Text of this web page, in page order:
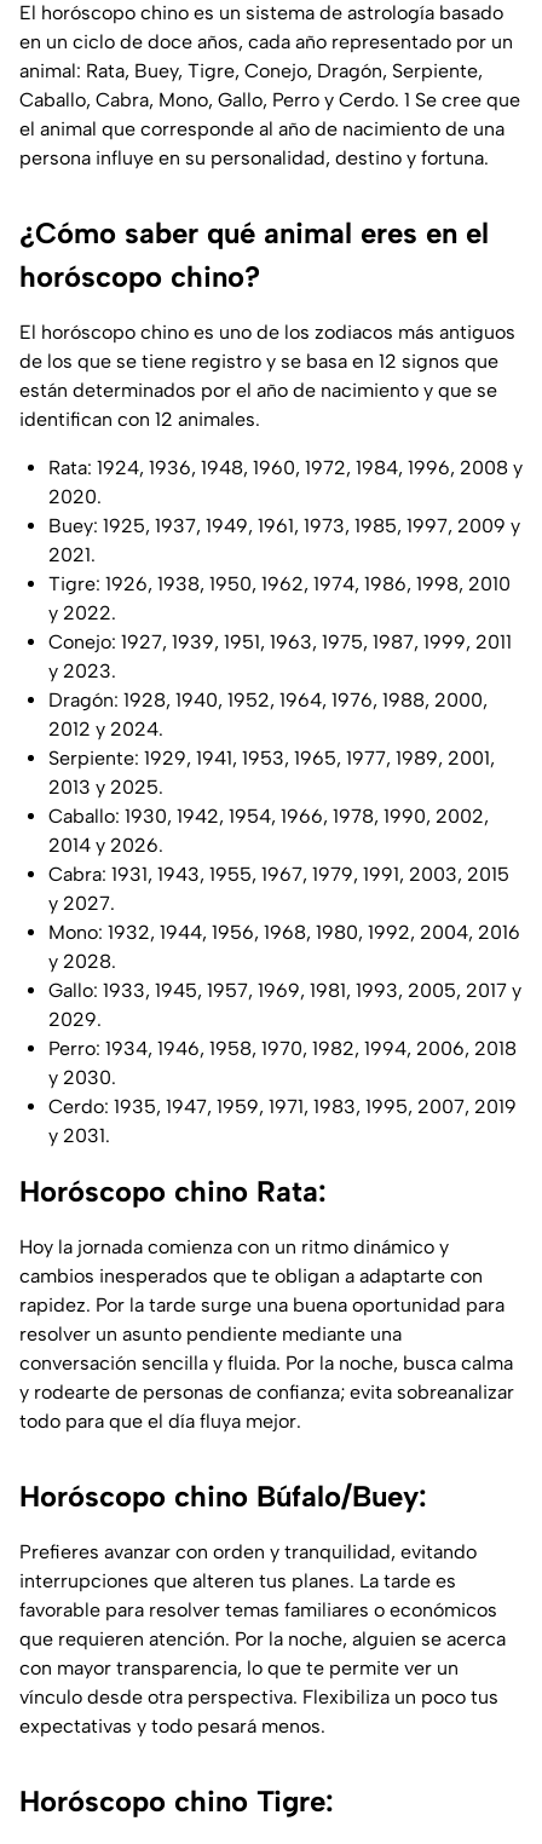
El horóscopo chino es un sistema de astrología basado
en un ciclo de doce años, cada año representado por un
animal: Rata, Buey, Tigre, Conejo, Dragón, Serpiente,
Caballo, Cabra, Mono, Gallo, Perro y Cerdo. 1 Se cree que
el animal que corresponde al año de nacimiento de una
persona influye en su personalidad, destino y fortuna.
¿Cómo saber qué animal eres en el
horóscopo chino?
El horóscopo chino es uno de los zodiacos más antiguos
de los que se tiene registro y se basa en 12 signos que
están determinados por el año de nacimiento y que se
identifican con 12 animales.
Rata: 1924, 1936, 1948, 1960, 1972, 1984, 1996, 2008 y
2020.
Buey: 1925, 1937, 1949, 1961, 1973, 1985, 1997, 2009 y
2021.
Tigre: 1926, 1938, 1950, 1962, 1974, 1986, 1998, 2010
y 2022.
Conejo: 1927, 1939, 1951, 1963, 1975, 1987, 1999, 2011
y 2023.
Dragón: 1928, 1940, 1952, 1964, 1976, 1988, 2000,
2012 y 2024.
Serpiente: 1929, 1941, 1953, 1965, 1977, 1989, 2001,
2013 y 2025.
Caballo: 1930, 1942, 1954, 1966, 1978, 1990, 2002,
2014 y 2026.
Cabra: 1931, 1943, 1955, 1967, 1979, 1991, 2003, 2015
y 2027.
Mono: 1932, 1944, 1956, 1968, 1980, 1992, 2004, 2016
y 2028.
Gallo: 1933, 1945, 1957, 1969, 1981, 1993, 2005, 2017 y
2029.
Perro: 1934, 1946, 1958, 1970, 1982, 1994, 2006, 2018
y 2030.
Cerdo: 1935, 1947, 1959, 1971, 1983, 1995, 2007, 2019
y 2031.
Horóscopo chino Rata:
Hoy la jornada comienza con un ritmo dinámico y
cambios inesperados que te obligan a adaptarte con
rapidez. Por la tarde surge una buena oportunidad para
resolver un asunto pendiente mediante una
conversación sencilla y fluida. Por la noche, busca calma
y rodearte de personas de confianza; evita sobreanalizar
todo para que el día fluya mejor.
Horóscopo chino Búfalo/Buey:
Prefieres avanzar con orden y tranquilidad, evitando
interrupciones que alteren tus planes. La tarde es
favorable para resolver temas familiares o económicos
que requieren atención. Por la noche, alguien se acerca
con mayor transparencia, lo que te permite ver un
vínculo desde otra perspectiva. Flexibiliza un poco tus
expectativas y todo pesará menos.
Horóscopo chino Tigre: